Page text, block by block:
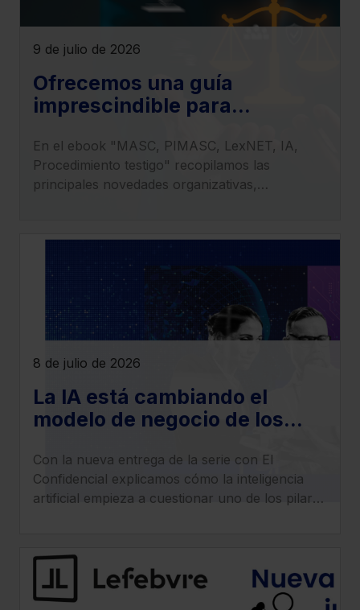
9 de julio de 2026
Ofrecemos una guía
imprescindible para
1/2025 en la transformación
del sistema judicial
En el ebook "MASC, PIMASC, LexNET, IA,
Procedimiento testigo" recopilamos las
principales novedades organizativas,
8 de julio de 2026
La IA está cambiando el
modelo de negocio de los
era del ‘superabogado’
Con la nueva entrega de la serie con El
Confidencial explicamos cómo la inteligencia
artificial empieza a cuestionar uno de los pilares